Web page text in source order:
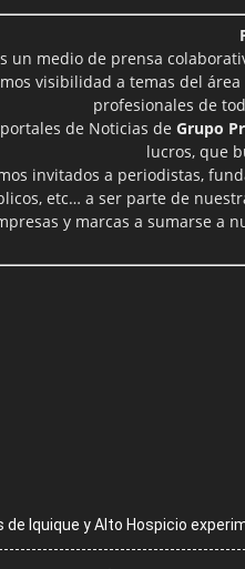
un medio de prensa
visibilidad a temas del
profesionales de
de Noticias de Grupo
lucros, que
invitados a periodistas,
etc… a ser parte de
y marcas a sumarse a
Iquique y Alto Hospicio